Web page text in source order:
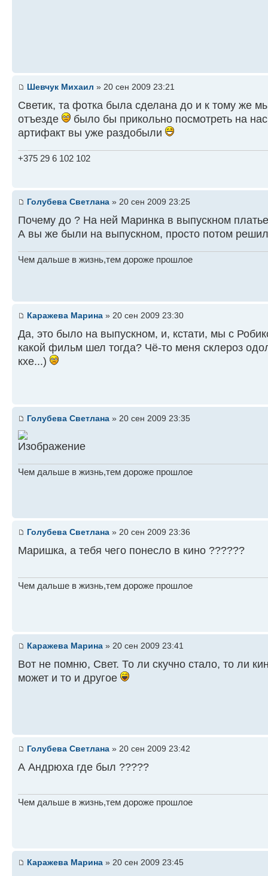
Шевчук Михаил » 20 сен 2009 23:21
Светик, та фотка была сделана до и к тому же
отъезде
было бы прикольно посмотреть на
артифакт вы уже раздобыли
+375 29 6 102 102
Голубева Светлана » 20 сен 2009 23:25
Почему до ? На ней Маринка в выпускном
А вы же были на выпускном, просто потом
Чем дальше в жизнь,тем дороже прошлое
Каражева Марина » 20 сен 2009 23:30
Да, это было на выпускном, и, кстати, мы с
какой фильм шел тогда? Чё-то меня склероз
кхе...)
Голубева Светлана » 20 сен 2009 23:35
Чем дальше в жизнь,тем дороже прошлое
Голубева Светлана » 20 сен 2009 23:36
Маришка, а тебя чего понесло в кино ??????
Чем дальше в жизнь,тем дороже прошлое
Каражева Марина » 20 сен 2009 23:41
Вот не помню, Свет. То ли скучно стало, то ли
может и то и другое
Голубева Светлана » 20 сен 2009 23:42
А Андрюха где был ?????
Чем дальше в жизнь,тем дороже прошлое
Каражева Марина » 20 сен 2009 23:45